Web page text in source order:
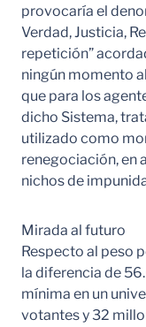
provocaría el
Verdad, Justicia,
repetición”
ningún momento
que para los
dicho Sistema,
utilizado como
renegociación, en
nichos de
Mirada al futuro
Respecto al peso
la diferencia de
mínima en un
votantes y 32